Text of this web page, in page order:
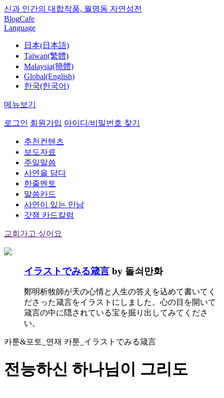
신과 인간의 대합작품, 월명동 자연성전
BlogCafe
Language
日本(日本語)
Taiwan(繁體)
Malaysia(簡體)
Global(English)
한국(한국어)
메뉴보기
로그인 회원가입 아이디/비밀번호 찾기
추천컨텐츠
보도자료
주일말씀
사연을 담다
한줄멘토
말씀카드
사연이 있는 만남
갓잼 카드칼럼
교회가고 싶어요
イラストでみる箴言 by 돌쇠만화
鄭明析牧師が天の心情と人生の答えを込めて書いてく
ださった箴言をイラストにしました。心の目を開いて
箴言の中に隠されている宝を掘り出してみてくださ
い。
카툰&포토_연재 카툰_イラストでみる箴言
전능하신 하나님이 그리도